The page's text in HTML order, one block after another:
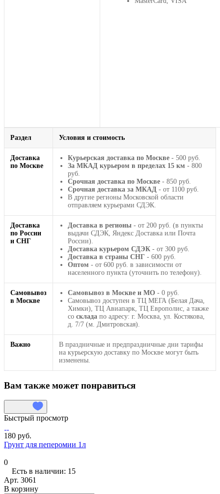
Раздел Условия и стоимость
Доставка
по Москве
Курьерская доставка по Москве - 500 руб.
За МКАД курьером в пределах 15 км - 800
руб.
Срочная доставка по Москве - 850 руб.
Срочная доставка за МКАД - от 1100 руб.
В другие регионы Московской области
отправляем курьерами СДЭК.
Доставка
по России
и СНГ
Доставка в регионы - от 200 руб. (в пункты
выдачи СДЭК, Яндекс Доставка или Почта
России).
Доставка курьером СДЭК - от 300 руб.
Доставка в страны СНГ - 600 руб.
Оптом - от 600 руб. в зависимости от
населенного пункта (уточнить по телефону).
Самовывоз
в Москве
Самовывоз в Москве и МО - 0 руб.
Самовывоз доступен в ТЦ МЕГА (Белая Дача,
Химки), ТЦ Авиапарк, ТЦ Европолис, а также
со склада по адресу: г. Москва, ул. Костякова,
д. 7/7 (м. Дмитровская).
Важно
В праздничные и предпраздничные дни тарифы
на курьерскую доставку по Москве могут быть
изменены.
Вам также может понравиться
Быстрый просмотр
180 руб.
Грунт для пеперомии 1л
0
Есть в наличии: 15
Арт. 3061
В корзину